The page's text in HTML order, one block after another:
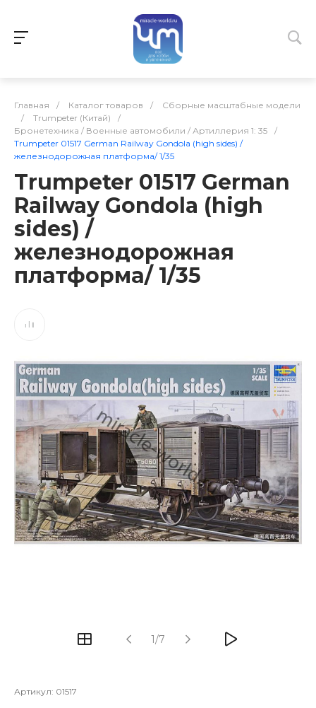
Главная / Каталог товаров /
Сборные масштабные модели
/
Trumpeter (Китай)
/
Бронетехника / Военные автомобили / Артиллерия 1: 35
/
Trumpeter 01517 German Railway Gondola (high sides) /
железнодорожная платформа/ 1/35
Trumpeter 01517 German
Railway Gondola (high
sides) /
железнодорожная
платформа/ 1/35
1/7
Артикул: 01517